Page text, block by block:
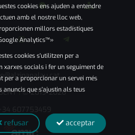
|© 2019-2026
cookies ens ajuden a entendre
amb el nostre lloc web,
millors estadístiques
Analytics™»
cookies s'utilitzen per a
xarxes socials i fer un seguiment de
per a proporcionar un servei més
que s'ajustin als teus
refusar acceptar